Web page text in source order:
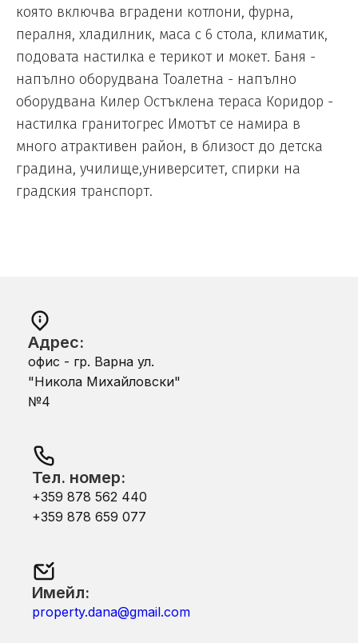
която включва вградени котлони, фурна,
пералня, хладилник, маса с 6 стола, климатик,
подовата настилка е терикот и мокет. Баня -
напълно оборудвана Тоалетна - напълно
оборудвана Килер Остъклена тераса Коридор -
настилка гранитогрес Имотът се намира в
много атрактивен район, в близост до детска
градина, училище,университет, спирки на
градския транспорт.
Адрес:
офис - гр. Варна ул.
"Никола Михайловски"
№4
Тел. номер:
+359 878 562 440
+359 878 659 077
Имейл:
property.dana@gmail.com